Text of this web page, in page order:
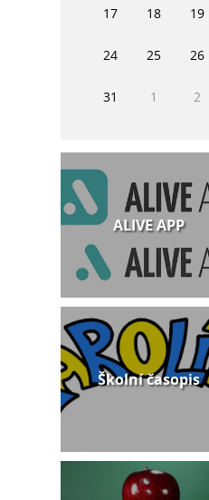
17 18 19
24 25 26
31 1 2
ALIVE APP
Školní časopis